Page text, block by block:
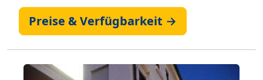
Preise & Verfügbarkeit →